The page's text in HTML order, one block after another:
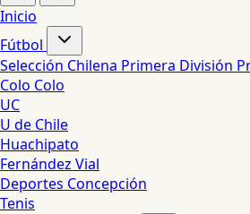
Inicio
Fútbol
Selección Chilena Primera División
Colo Colo
UC
U de Chile
Huachipato
Fernández Vial
Deportes Concepción
Tenis